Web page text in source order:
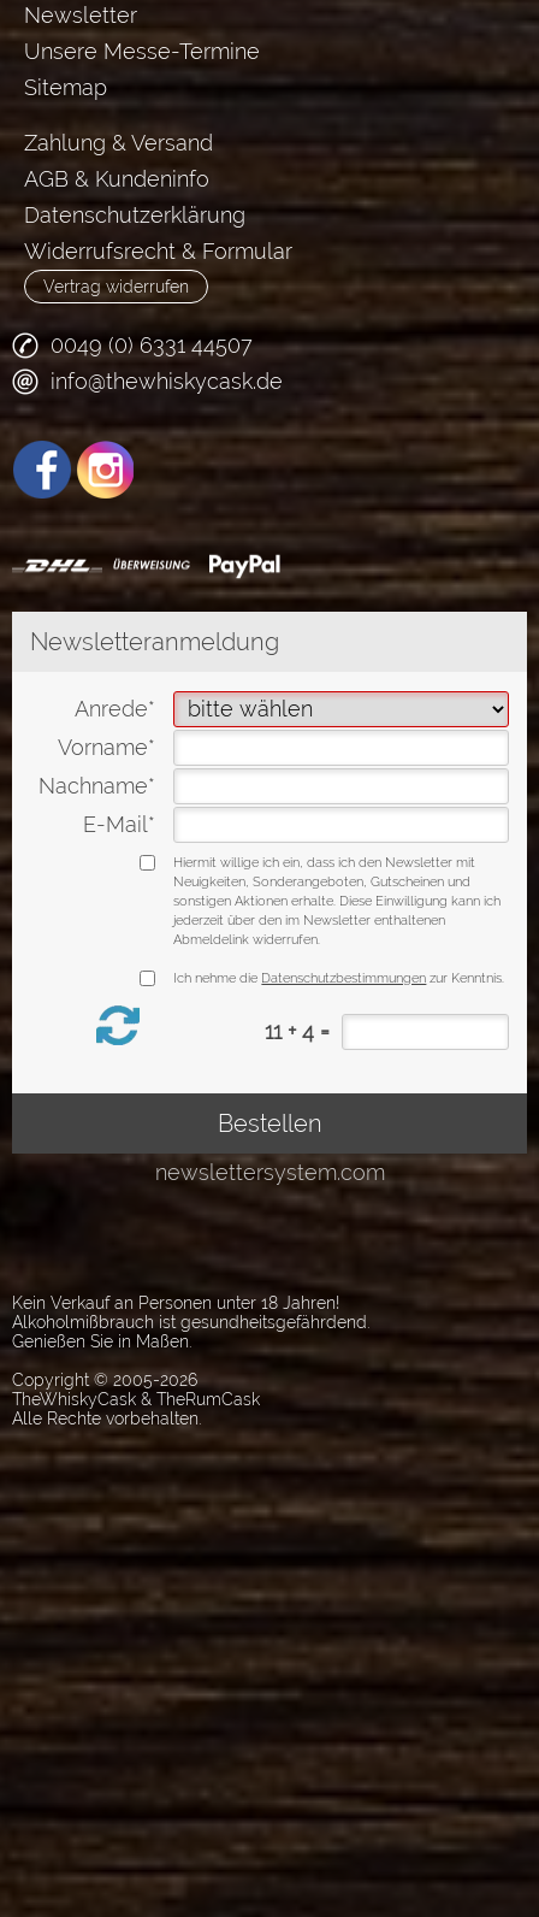
Newsletter
Unsere Messe-Termine
Sitemap
Zahlung & Versand
AGB & Kundeninfo
Datenschutzerklärung
Widerrufsrecht & Formular
Vertrag widerrufen
0049 (0) 6331 44507
info@thewhiskycask.de
Kein Verkauf an Personen unter 18 Jahren!
Alkoholmißbrauch ist gesundheitsgefährdend.
Genießen Sie in Maßen.
Copyright © 2005-2026
TheWhiskyCask & TheRumCask
Alle Rechte vorbehalten.